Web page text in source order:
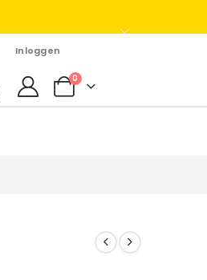
Inloggen
0